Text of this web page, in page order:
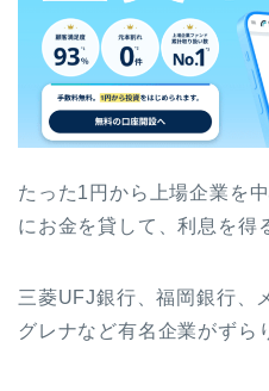
たった1円から上場企業を
にお金を貸して、利息を得
三菱UFJ銀行、福岡銀行、
グレナなど有名企業がずら